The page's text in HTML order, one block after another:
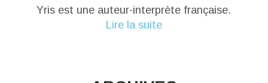
Yris est une auteur-interprète française.
Lire la suite